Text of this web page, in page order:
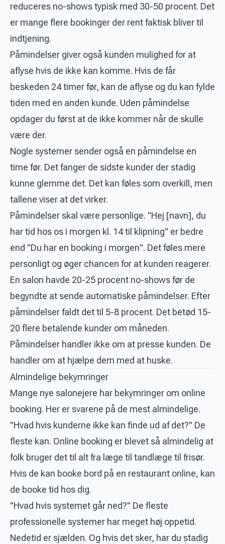
reduceres no-shows typisk med 30-50 procent. Det
er mange flere bookinger der rent faktisk bliver til
indtjening.
Påmindelser giver også kunden mulighed for at
aflyse hvis de ikke kan komme. Hvis de får
beskeden 24 timer før, kan de aflyse og du kan fylde
tiden med en anden kunde. Uden påmindelse
opdager du først at de ikke kommer når de skulle
være der.
Nogle systemer sender også en påmindelse en
time før. Det fanger de sidste kunder der stadig
kunne glemme det. Det kan føles som overkill, men
tallene viser at det virker.
Påmindelser skal være personlige. "Hej [navn], du
har tid hos os i morgen kl. 14 til klipning" er bedre
end "Du har en booking i morgen". Det føles mere
personligt og øger chancen for at kunden reagerer.
En salon havde 20-25 procent no-shows før de
begyndte at sende automatiske påmindelser. Efter
påmindelser faldt det til 5-8 procent. Det betød 15-
20 flere betalende kunder om måneden.
Påmindelser handler ikke om at presse kunden. De
handler om at hjælpe dem med at huske.
Almindelige bekymringer
Mange nye salonejere har bekymringer om online
booking. Her er svarene på de mest almindelige.
"Hvad hvis kunderne ikke kan finde ud af det?" De
fleste kan. Online booking er blevet så almindelig at
folk bruger det til alt fra læge til tandlæge til frisør.
Hvis de kan booke bord på en restaurant online, kan
de booke tid hos dig.
"Hvad hvis systemet går ned?" De fleste
professionelle systemer har meget høj oppetid.
Nedetid er sjælden. Og hvis det sker, har du stadig